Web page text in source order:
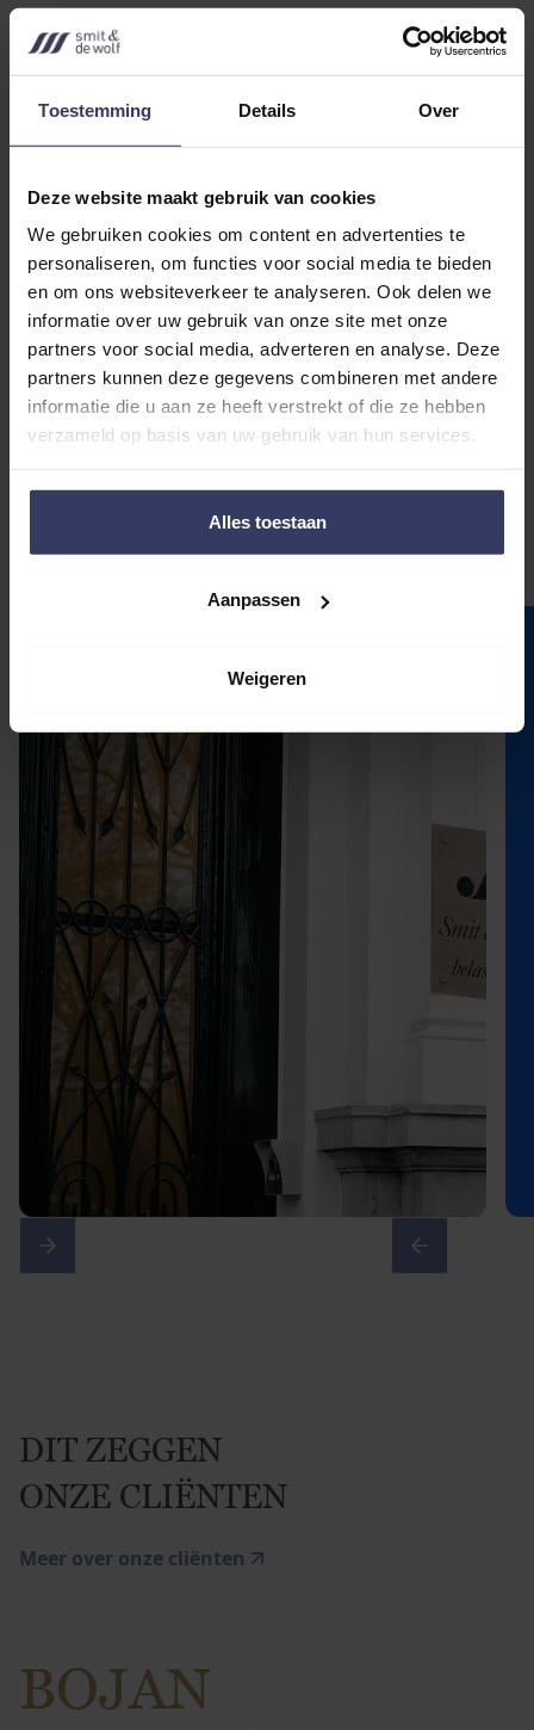
Toestemming Details Over
Deze website maakt gebruik van cookies
We gebruiken cookies om content en advertenties te
personaliseren, om functies voor social media te bieden
en om ons websiteverkeer te analyseren. Ook delen we
informatie over uw gebruik van onze site met onze
partners voor social media, adverteren en analyse. Deze
partners kunnen deze gegevens combineren met andere
informatie die u aan ze heeft verstrekt of die ze hebben
verzameld op basis van uw gebruik van hun services.
Alles toestaan
Aanpassen
Weigeren
“Betrokken en
voortvarend”
ONZE VISIE
Bij Smit & de Wolf omarmen we de toekomst en die gaat
samen metinnovatie. Wij stapelen de ordners niet op
tegen de muur, maar zetten juist technologie in. Op die
manier houden we spaarzame tijd over om ons in een
klant te verdiepen en passend advies te geven in elke
DIT ZEGGEN
ONZE CLIËNTEN
Meer over onze cliënten
BOJAN